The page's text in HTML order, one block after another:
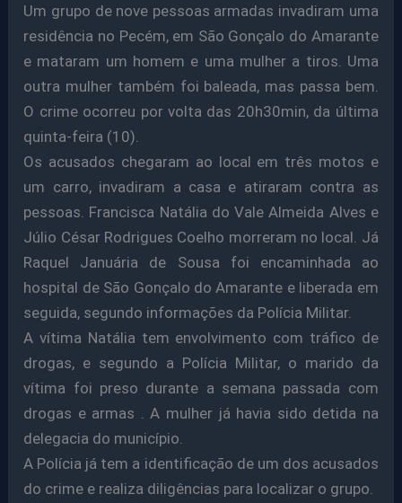
Um grupo de nove pessoas armadas invadiram uma
residência no Pecém, em São Gonçalo do Amarante
e mataram um homem e uma mulher a tiros. Uma
outra mulher também foi baleada, mas passa bem.
O crime ocorreu por volta das 20h30min, da última
quinta-feira (10).
Os acusados chegaram ao local em três motos e
um carro, invadiram a casa e atiraram contra as
pessoas. Francisca Natália do Vale Almeida Alves e
Júlio César Rodrigues Coelho morreram no local. Já
Raquel Januária de Sousa foi encaminhada ao
hospital de São Gonçalo do Amarante e liberada em
seguida, segundo informações da Polícia Militar.
A vítima Natália tem envolvimento com tráfico de
drogas, e segundo a Polícia Militar, o marido da
vítima foi preso durante a semana passada com
drogas e armas . A mulher já havia sido detida na
delegacia do município.
A Polícia já tem a identificação de um dos acusados
do crime e realiza diligências para localizar o grupo.